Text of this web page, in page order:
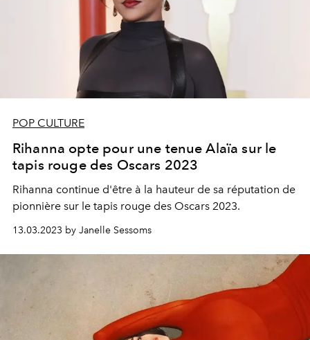
POP CULTURE
Rihanna opte pour une tenue Alaïa sur le
tapis rouge des Oscars 2023
Rihanna continue d'être à la hauteur de sa réputation de
pionnière sur le tapis rouge des Oscars 2023.
13.03.2023 by Janelle Sessoms